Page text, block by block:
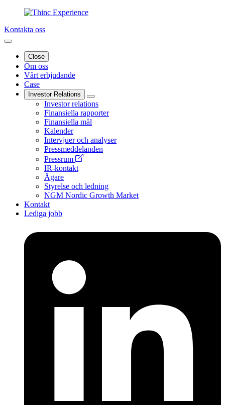
Kontakta oss
Close
Om oss
Vårt erbjudande
Case
Investor Relations
Investor relations
Finansiella rapporter
Finansiella mål
Kalender
Intervjuer och analyser
Pressmeddelanden
Pressrum
IR-kontakt
Ägare
Styrelse och ledning
NGM Nordic Growth Market
Kontakt
Lediga jobb